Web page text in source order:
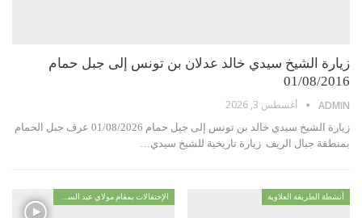
زيارة الشيخ سيدي خالد عدلان بن تونس إلى جبل حمام
01/08/2016
ADMIN أغسطس 3, 2026
زيارة الشيخ سيدي خالد بن تونس إلى جبل حمام 01/08/2026 عرف جبل الحمام
بمنطقة جبال الريف زيارة تاريخية للشيخ سيدي…
أنشطة الطريقة العلاوية